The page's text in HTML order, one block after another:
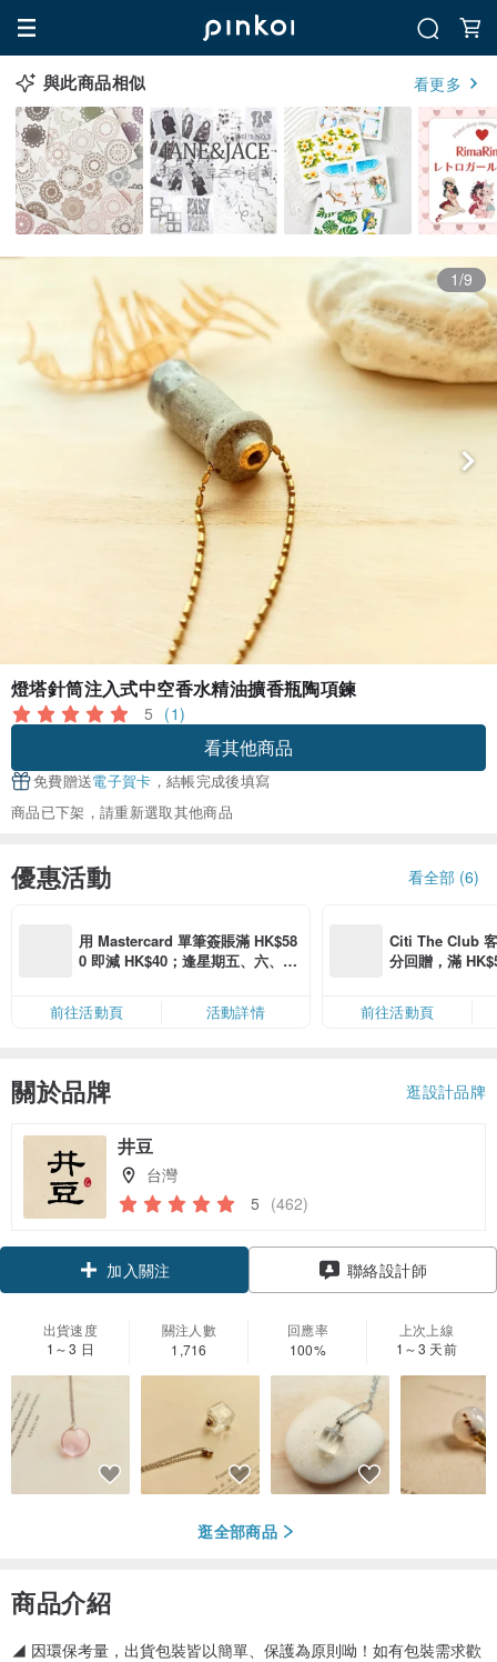
與此商品相似 看更多
1/9
燈塔針筒注入式中空香水精油擴香瓶陶項鍊
5 (1)
看其他商品
免費贈送電子賀卡 ，結帳完成後填寫
商品已下架，請重新選取其他商品
優惠活動 看全部 (6)
用 Mastercard 單筆簽賬滿 HK$58
0 即減 HK$40；逢星期五、六、日
限，額滿即止，僅限「常用信用
卡」結帳）
前往活動頁 活動詳情
Citi The Club
分回贈，滿
前往活動頁
關於品牌 逛設計品牌
井豆
台灣
5 (462)
加入關注 聯絡設計師
出貨速度
1～3 日
關注人數
1,716
回應率
100%
上次上線
1～3 天前
逛全部商品
商品介紹
◢ 因環保考量，出貨包裝皆以簡單、保護為原則呦！如有包裝需求歡